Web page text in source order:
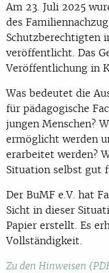
Am 23. Juli 2025
des
Schutzberechtigten
veröffentlicht. Das
Veröffentlichung in
Was bedeutet die
für pädagogische
jungen Menschen?
ermöglicht werden
erarbeitet werden?
Situation selbst gut
Der BuMF e.V. hat
Sicht in dieser
Papier erstellt. Es
Vollständigkeit.
Zu den Hinweisen